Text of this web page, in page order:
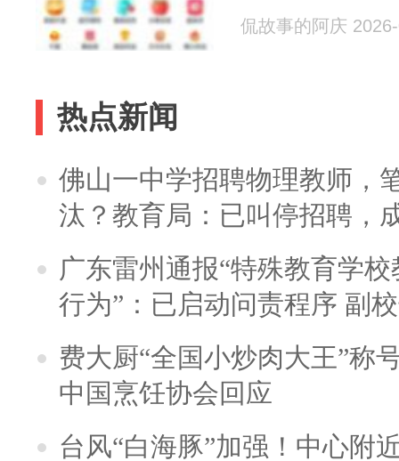
侃故事的阿庆
热点新闻
佛山一中学招聘物理教师，
汰？教育局：已叫停招聘，
广东雷州通报“特殊教育学
行为”：已启动问责程序 副
费大厨“全国小炒肉大王”称
中国烹饪协会回应
台风“白海豚”加强！中心附